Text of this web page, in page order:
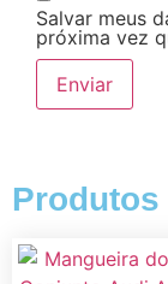
Salvar meus
próxima vez